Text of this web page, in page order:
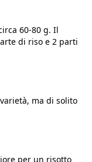
60-80 g. Il
di riso e 2 parti
ma di solito
per un risotto